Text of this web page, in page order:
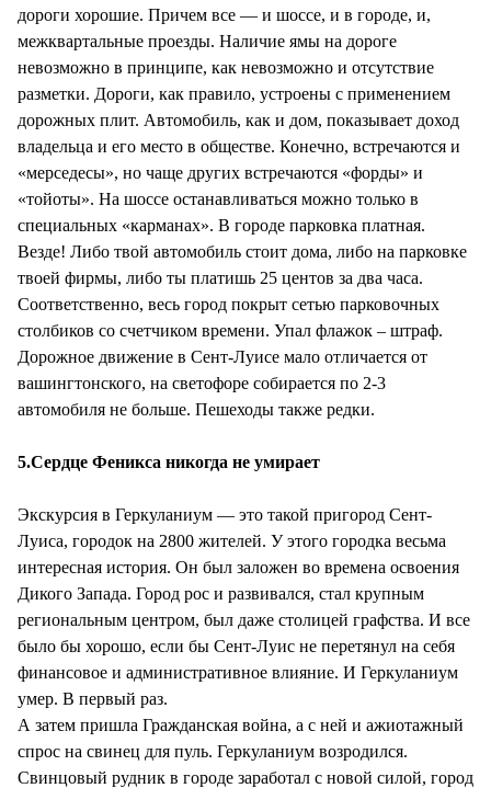
дороги хорошие. Причем все — и шоссе, и в городе, и,
межквартальные проезды. Наличие ямы на дороге
невозможно в принципе, как невозможно и отсутствие
разметки. Дороги, как правило, устроены с применением
дорожных плит. Автомобиль, как и дом, показывает доход
владельца и его место в обществе. Конечно, встречаются и
«мерседесы», но чаще других встречаются «форды» и
«тойоты». На шоссе останавливаться можно только в
специальных «карманах». В городе парковка платная.
Везде! Либо твой автомобиль стоит дома, либо на парковке
твоей фирмы, либо ты платишь 25 центов за два часа.
Соответственно, весь город покрыт сетью парковочных
столбиков со счетчиком времени. Упал флажок – штраф.
Дорожное движение в Сент-Луисе мало отличается от
вашингтонского, на светофоре собирается по 2-3
автомобиля не больше. Пешеходы также редки.
5.Сердце Феникса никогда не умирает
Экскурсия в Геркуланиум — это такой пригород Сент-
Луиса, городок на 2800 жителей. У этого городка весьма
интересная история. Он был заложен во времена освоения
Дикого Запада. Город рос и развивался, стал крупным
региональным центром, был даже столицей графства. И все
было бы хорошо, если бы Сент-Луис не перетянул на себя
финансовое и административное влияние. И Геркуланиум
умер. В первый раз.
А затем пришла Гражданская война, а с ней и ажиотажный
спрос на свинец для пуль. Геркуланиум возродился.
Свинцовый рудник в городе заработал с новой силой, город